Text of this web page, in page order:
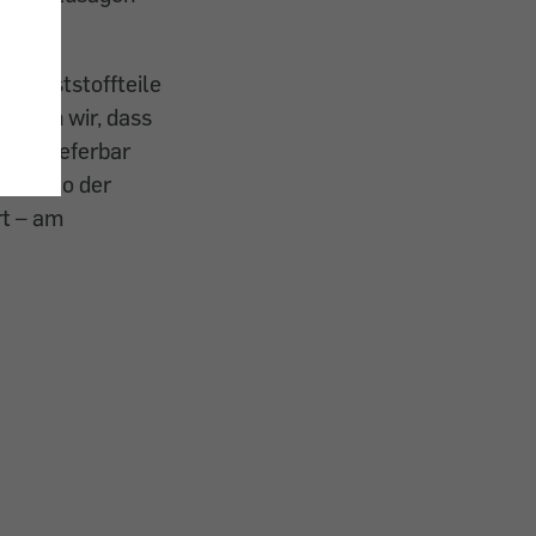
Kunststoffteile
wir, dass
lieferbar
Foto der
– am